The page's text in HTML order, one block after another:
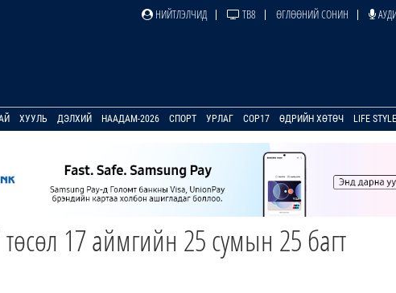
НИЙТЛЭЛЧИД ТВ8 ӨГЛӨӨНИЙ СОНИН
ХУУЛЬ ДЭЛХИЙ НААДАМ-2026 СПОРТ УРЛАГ COP17 ӨДРИЙН ХӨТӨЧ LIFE STYLE
төсөл 17 аймгийн 25 сумын 25 багт